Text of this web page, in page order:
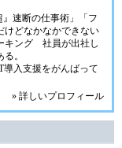
』速断の仕事術」「フ
けどなかなかできない
キング 社員が出社し
。
入支援をがんばって
» 詳しいプロフィール